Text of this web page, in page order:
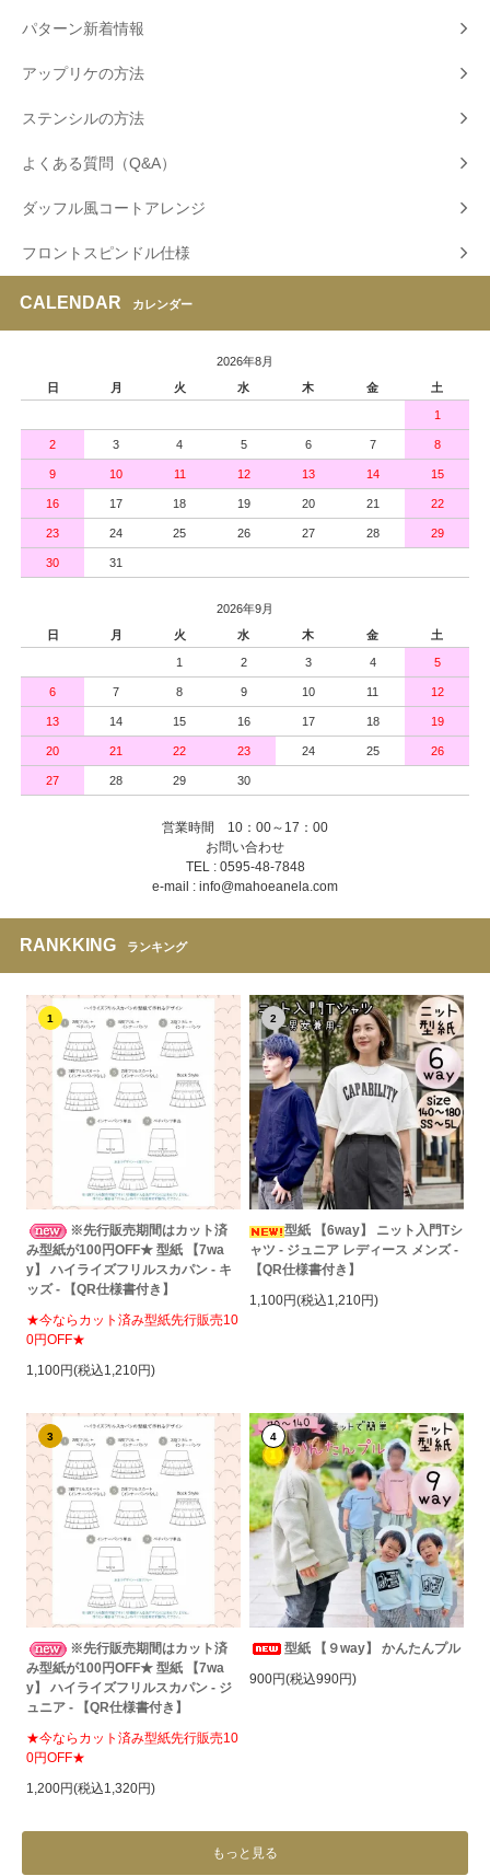
パターン新着情報
アップリケの方法
ステンシルの方法
よくある質問（Q&A）
ダッフル風コートアレンジ
フロントスピンドル仕様
CALENDAR カレンダー
2026年8月
日
月 火 水 木 金 土
1
2 3 4 5 6 7 8
9 10 11 12 13 14 15
16 17 18 19 20 21 22
23 24 25 26 27 28 29
30 31
2026年9月
日
月 火 水 木 金 土
1 2 3 4 5
6 7 8 9 10 11 12
13 14 15 16 17 18 19
20 21 22 23 24 25 26
27 28 29 30
営業時間 10：00～17：00
お問い合わせ
TEL : 0595-48-7848
e-mail : info@mahoeanela.com
RANKKING ランキング
1
※先行販売期間はカット済
み型紙が100円OFF★ 型紙 【7wa
y】 ハイライズフリルスカパン - キ
ッズ - 【QR仕様書付き】
★今ならカット済み型紙先行販売10
0円OFF★
1,100円(税込1,210円)
2
型紙 【6way】 ニット入門Tシ
ャツ - ジュニア レディース メンズ -
【QR仕様書付き】
1,100円(税込1,210円)
3
※先行販売期間はカット済
み型紙が100円OFF★ 型紙 【7wa
y】 ハイライズフリルスカパン - ジ
ュニア - 【QR仕様書付き】
★今ならカット済み型紙先行販売10
0円OFF★
1,200円(税込1,320円)
4
型紙 【９way】 かんたんプル
900円(税込990円)
もっと見る